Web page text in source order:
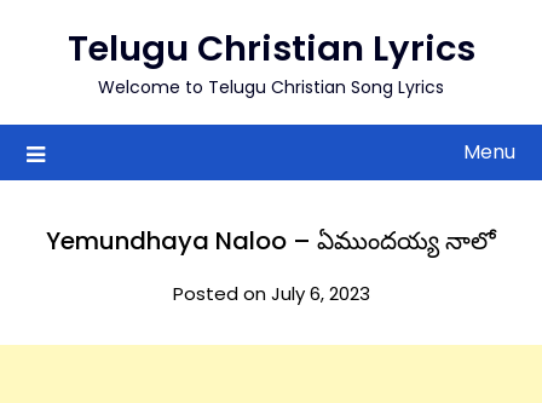
Telugu Christian Lyrics
Welcome to Telugu Christian Song Lyrics
Menu
Yemundhaya Naloo – ఏముందయ్య నాలో
Posted on July 6, 2023